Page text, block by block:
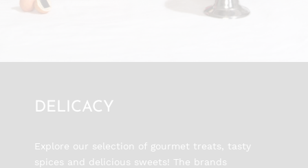
DELICACY
Explore our selection of gourmet treats, tasty
spices and delicious sweets! The brands